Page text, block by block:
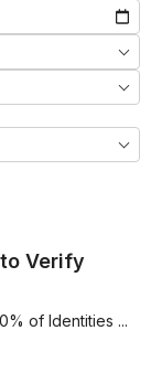
Verify
of Identities ...